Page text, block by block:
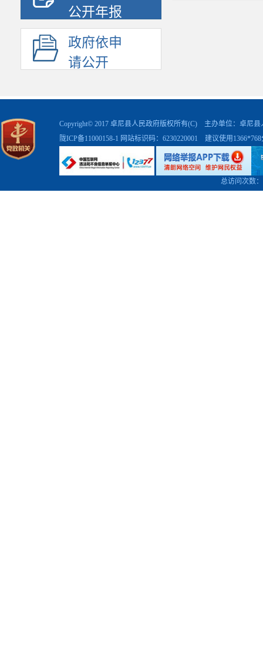
公开年报
政府依申
请公开
Copyright© 2017 卓尼县人民政府版权所有(C) 主办单位：卓尼
陇ICP备11000158-1 网站标识码：6230220001 建议使用
总访问次数：